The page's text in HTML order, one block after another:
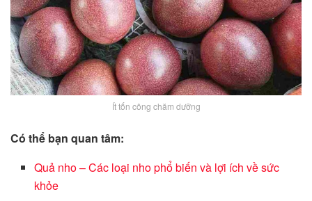
Ít tốn công chăm dưỡng
Có thể bạn quan tâm:
Quả nho – Các loại nho phổ biến và lợi ích về sức
khỏe